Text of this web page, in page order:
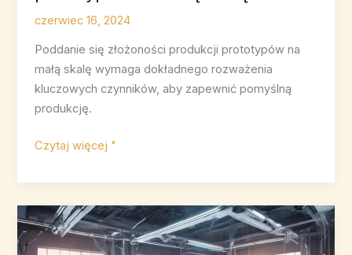
czerwiec 16, 2024
Poddanie się złożoności produkcji prototypów na
małą skalę wymaga dokładnego rozważenia
kluczowych czynników, aby zapewnić pomyślną
produkcję.
7
wskazówek
dotyczących
produkcji
prototypów
Czytaj więcej "